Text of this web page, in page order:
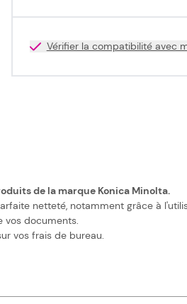
Vérifier la compatibilité avec
de la marque Konica Minolta.
netteté, notamment grâce à
vos documents.
vos frais de bureau.